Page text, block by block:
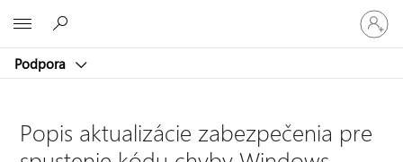
Podpora
Prihláste
sa
k
kontu
Popis aktualizácie zabezpečenia pre